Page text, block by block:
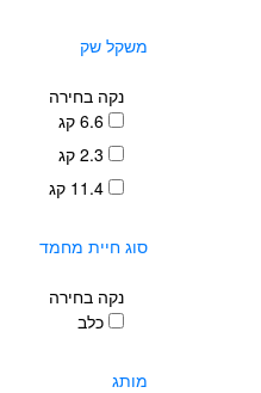
משקל שק
נקה בחירה
6.6 קג
2.3 קג
11.4 קג
סוג חיית מחמד
נקה בחירה
כלב
מותג